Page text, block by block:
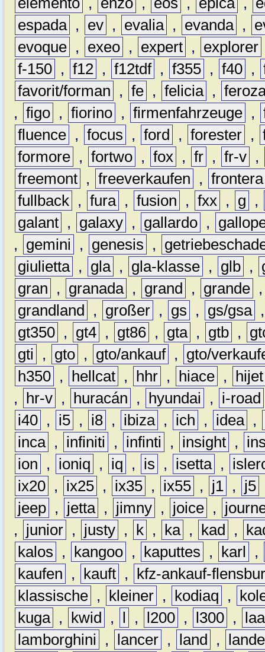
espada , ev , evalia , evanda ,
evoque , exeo , expert , explorer
f-150 , f12 , f12tdf , f355 , f40 ,
favorit/forman
, fe , felicia ,
, figo , fiorino , firmenfahrzeuge ,
fluence , focus , ford , forester ,
formore , fortwo , fox , fr , fr-v ,
freemont , freeverkaufen , frontera
fullback , fura , fusion , fxx , g
,
galant , galaxy , gallardo ,
,
gemini , genesis ,
giulietta , gla , gla-klasse , glb ,
gran
, granada , grand , grande
grandland
, großer , gs , gs/gsa
gt350 , gt4 , gt86 , gta , gtb ,
gti
, gto , gto/ankauf ,
gto/
h350 , hellcat , hhr , hiace ,
hijet
,
hr-v , huracán , hyundai ,
i-road
i40 , i5 , i8 , ibiza , ich , idea ,
inca , infiniti , infinti , insight ,
ion
, ioniq , iq , is , isetta ,
ix20 , ix25 , ix35 , ix55 , j1 , j5
jeep , jetta , jimny , joice ,
,
junior , justy , k , ka , kad ,
kalos
, kangoo , kaputtes , karl
,
kaufen
, kauft ,
kfz-ankauf-
klassische , kleiner , kodiaq ,
kuga , kwid , l , l200 , l300 ,
lamborghini
, lancer , land ,